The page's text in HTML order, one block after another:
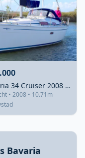
Bavaria 34 Cruiser 2008 – Vleugelkiel, 1ste eigenaar
• 2008 • 10.71m
Bavaria